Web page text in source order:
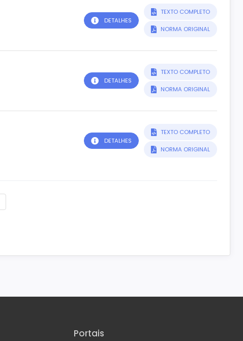
DETALHES
TEXTO COMPLETO
NORMA ORIGINAL
DETALHES
TEXTO COMPLETO
NORMA ORIGINAL
DETALHES
TEXTO COMPLETO
NORMA ORIGINAL
Portais